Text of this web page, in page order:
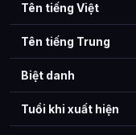
Tên tiếng Việt
Tên tiếng Trung
Biệt danh
Tuổi khi xuất hiện